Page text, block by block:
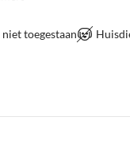
niet toegestaan